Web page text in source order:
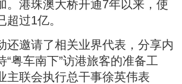
。港珠澳大桥开通7年以来，使
超过1亿。
邀请了相关业界代表，分享内
“粤车南下”访港旅客的准备工
主联会执行总干事徐英伟表